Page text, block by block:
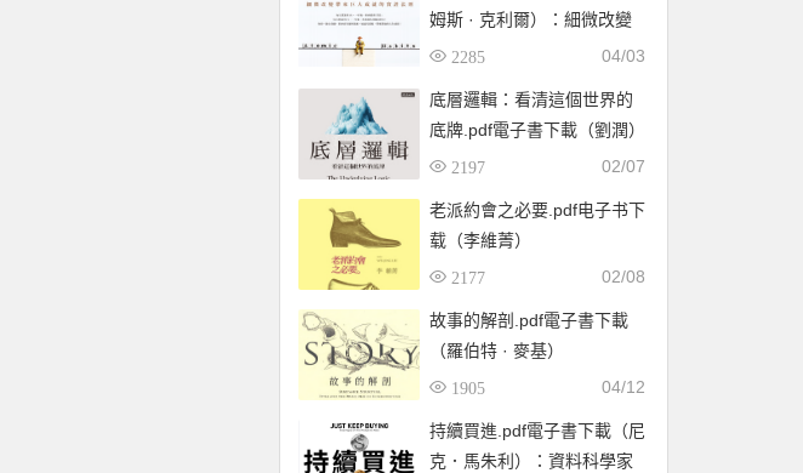
姆斯 · 克利爾）：細微改變
帶來巨大成就的實證法則
2285 04/03
底層邏輯：看清這個世界的
底牌.pdf電子書下載（劉潤）
2197 02/07
老派約會之必要.pdf电子书下
载（李維菁）
2177 02/08
故事的解剖.pdf電子書下載
（羅伯特 · 麥基）
1905 04/12
持續買進.pdf電子書下載（尼
克．馬朱利）：資料科學家